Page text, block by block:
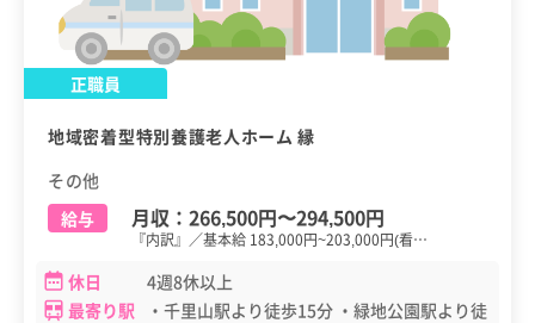
正職員
地域密着型特別養護老人ホーム 縁
その他
給与
月収： 266,500円〜294,500円
『内訳』／基本給 183,000円~203,000円(看…
休日
4週8休以上
最寄り駅
・千里山駅より徒歩15分 ・緑地公園駅より徒